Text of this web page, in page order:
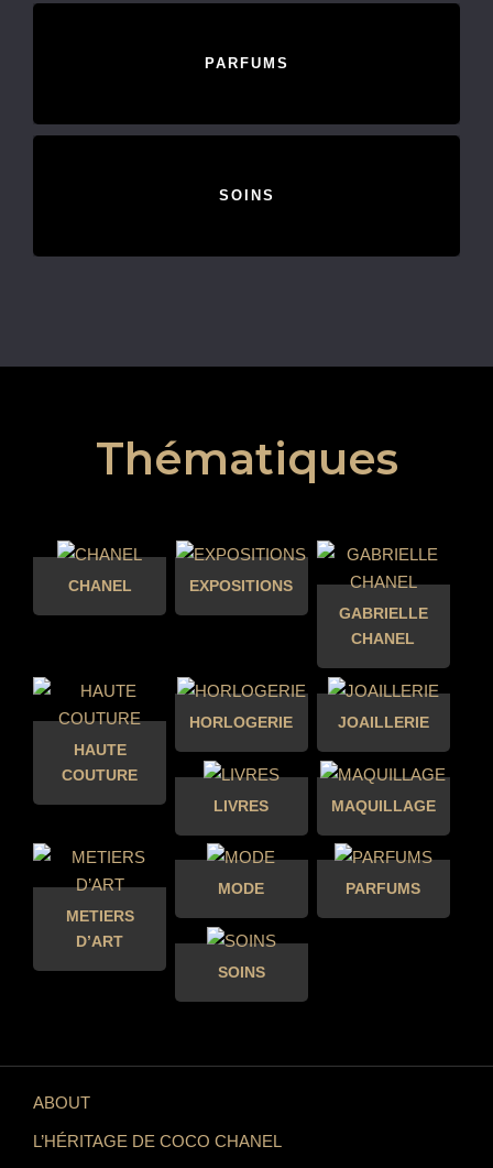
PARFUMS
SOINS
Thématiques
CHANEL
EXPOSITIONS
GABRIELLE
CHANEL
HAUTE
COUTURE
HORLOGERIE JOAILLERIE
LIVRES MAQUILLAGE
METIERS
D’ART
MODE PARFUMS
SOINS
ABOUT
L’HÉRITAGE DE COCO CHANEL